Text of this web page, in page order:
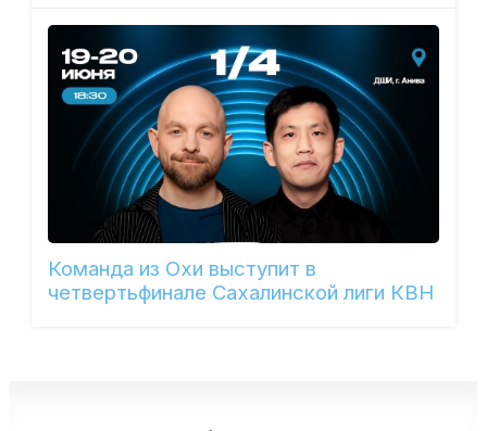
Команда из Охи выступит в
четвертьфинале Сахалинской лиги КВН